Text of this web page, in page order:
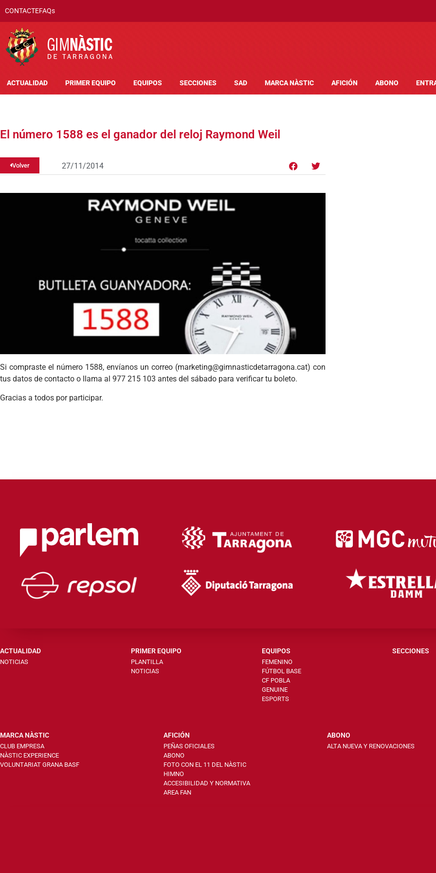
CONTACTEFAQs
ACTUALIDAD PRIMER EQUIPO EQUIPOS SECCIONES SAD MARCA NÀSTIC AFICIÓN ABONO
El número 1588 es el ganador del reloj Raymond Weil
Volver 27/11/2014
Si compraste el número 1588, envíanos un correo (marketing@gimnasticdetarragona.cat) con
tus datos de contacto o llama al 977 215 103 antes del sábado para verificar tu boleto.
Gracias a todos por participar.
ACTUALIDAD
NOTICIAS
PRIMER EQUIPO
PLANTILLA
NOTICIAS
EQUIPOS
FEMENINO
FÚTBOL BASE
CF POBLA
GENUINE
ESPORTS
SECCIONES
MARCA NÀSTIC
CLUB EMPRESA
NÀSTIC EXPERIENCE
VOLUNTARIAT GRANA BASF
AFICIÓN
PEÑAS OFICIALES
ABONO
FOTO CON EL 11 DEL NÀSTIC
HIMNO
ACCESIBILIDAD Y NORMATIVA
AREA FAN
ABONO
ALTA NUEVA Y RENOVACIONES